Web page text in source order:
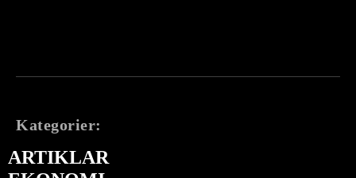
Kategorier:
ARTIKLAR